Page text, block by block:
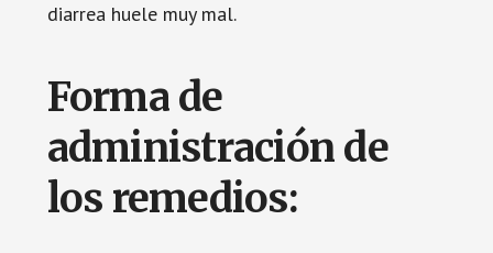
diarrea huele muy mal.
Forma de
administración de
los remedios: